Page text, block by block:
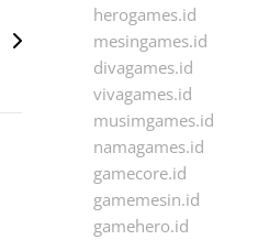
herogames.id
mesingames.id
divagames.id
vivagames.id
musimgames.id
namagames.id
gamecore.id
gamemesin.id
gamehero.id